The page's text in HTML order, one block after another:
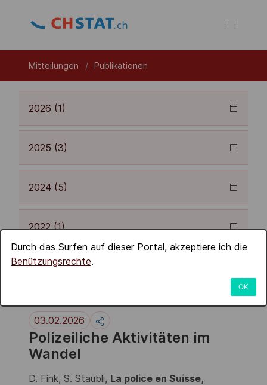
Mitteilungen Publikationen
2026 (1)
2025 (3)
2024 (5)
2022 (1)
Porträt der Polizei in der
03.02.2026
Polizeiliche Aktivitäten im
Wandel
D. Fink, S. Staubli, La police en Suisse,
Durch das Surfen auf dieser Portal, akzeptiere ich die
Benützungsrechte.
OK